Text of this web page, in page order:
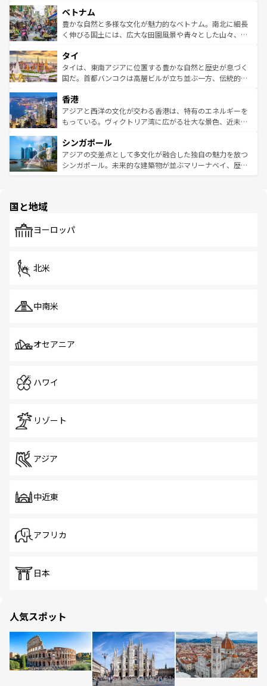
参照してほしい。
容にもいいと評判のスイーツなど、バラエティ豊かな料理
が味わえる。 なお、新着の台湾情報は コンテンツ一覧を参
照してほしい。
き、地方に足を延ばせば四季折々の自然美を楽しむことが
できる。そして、キムチや焼肉、絶品のストリートフード
まで、さまざまな韓国料理が待っている。夜には、韓国な
リティに包まれながら、韓国の多彩な魅力を心ゆくまで味
わってみてほしい。 なお、新着の韓国情報はコンテンツ一
覧を参照してほしい。
ベトナム
豊かな自然と多様な文化が魅力的なベトナム。南北に細長
く伸びる国土には、広大な田園風景や青々とした山々、世
急速な発展と共に伝統が息づく。ハノイの古い町並みやホ
ーチミン市のフランス統治時代の建物も、独特の雰囲気を
醸し出している。また、バラエティの豊かさとおいしさで
とつ。フォーやバインミー、ベトナムコーヒーなどは、ぜ
ひ現地で味わいたい。どの地域を訪れてもあたたかい人々
が旅行者を迎えてくれるので、きっと忘れられない旅にな
参照してほしい。
タイ
タイは、東南アジアに位置する豊かな自然と歴史が息づく
国だ。首都バンコクは高層ビルが立ち並ぶ一方、伝統的な
の活気が交差している。北部ではチェンマイなどの山岳地
帯で自然と触れ合い、南部ではプーケットやクラビの美し
いビーチでリゾート気分を楽しむことができる。タイ料理
激する。気候は一年中温暖で、どの季節にも異なる楽しみ
が待っている。親しみやすいタイの人々、仏教を中心とし
た文化、そして多様な観光資源が、訪れる旅人を魅了し続
香港
アジアと西洋の文化が交わる香港は、特有のエネルギーを
もっている。ヴィクトリア湾に広がる壮大な景色、近未来
み、どこを訪れても感動するはず。観光スポットが密集し
ており、効率よく見どころを回れるのも魅力。息をのむよ
うな絶景から文化的な体験まで、香港を存分に楽しみ尽く
シンガポール
アジアの交差点として多文化が融合した独自の魅力を放つ
シンガポール。未来的な建築物が並ぶマリーナベイ、歴史
で、ホーカーズは地元の風情を楽しめる外せないスポット
国と地域
ヨーロッパ
北米
中南米
オセアニア
ハワイ
リゾート
アジア
中近東
アフリカ
日本
人気スポット